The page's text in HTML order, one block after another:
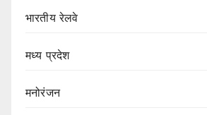
भारतीय रेलवे
मध्य प्रदेश
मनोरंजन